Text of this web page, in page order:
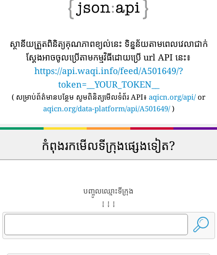
ស្ថានីយត្រួតពិនិត្យគុណភាពខ្យល់នេះ ទិន្នន័យតាមពេលវេលាជាក់
ស្តែងអាចចូលប្រើតាមកម្មវិធីដោយប្រើ url API នេះ៖
https://api.waqi.info/feed/A501649/?
token=__YOUR_TOKEN__
( សម្រាប់ព័ត៌មានបន្ថែម សូមពិនិត្យមើលទំព័រ API៖ aqicn.org/api/or
aqicn.org/data-platform/api/A501649/)
កំពុងរកមើលទីក្រុងផ្សេងទៀត?
បញ្ចូលឈ្មោះទីក្រុង
↓ ↓ ↓